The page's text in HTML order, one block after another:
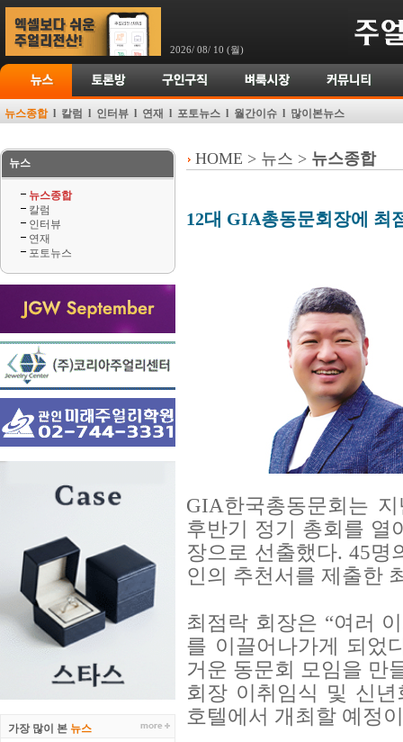
2026/ 08/ 10 (월)
뉴스종합l 칼럼 l 인터뷰 l 연재 l 포토뉴스 l 월간이슈 l 많이본뉴스
뉴스
뉴스종합
칼럼
인터뷰
연재
포토뉴스
가장 많이 본 뉴스
HOME > 뉴스 > 뉴스종합
12대 GIA총동문회장에 최
GIA한국총동문회는
후반기 정기 총회를 열
장으로 선출했다. 45명
인의 추천서를 제출한
최점락 회장은 “여러
를 이끌어나가게 되었
거운 동문회 모임을 만
회장 이취임식 및 신
호텔에서 개최할 예정